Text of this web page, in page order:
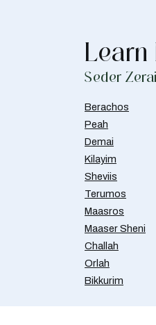
Learn
Seder
Berachos
Peah
Demai
Kilayim
Sheviis
Terumos
Maasros
Maaser Sheni
Challah
Orlah
Bikkurim